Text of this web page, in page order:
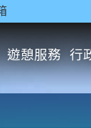
遊憩服務 行